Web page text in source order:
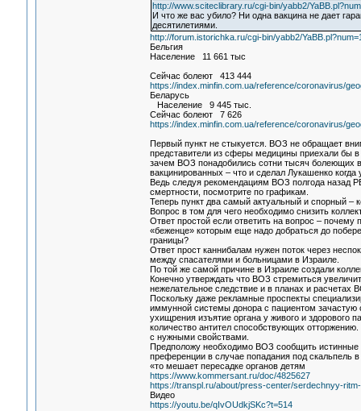
http://www.sciteclibrary.ru/cgi-bin/yabb2/
И что же вас убило? Ни одна вакцина не дает
десятилетиями.
http://forum.istorichka.ru/cgi-bin/yabb2/
Бельгия
Население 11 661 тыс
Сейчас болеют 413 444
https://index.minfin.com.ua/reference/coronavirus/
Беларусь
Население 9 445 тыс.
Сейчас болеют 7 626
https://index.minfin.com.ua/reference/coronavirus/
Первый пункт не стыкуется. ВОЗ не обращает
представители из сферы медицины приехали бы в
зачем ВОЗ понадобились сотни тысяч болеющих
вакцинированных – что и сделал Лукашенко
Ведь следуя рекомендациям ВОЗ полгода назад
смертности, посмотрите по графикам.
Теперь пункт два самый актуальный и спорный –
Вопрос в том для чего необходимо снизить
Ответ простой если ответить на вопрос –
«беженце» которым еще надо добраться до
границы?
Ответ прост каннибалам нужен поток через
между спасателями и больницами в Израиле.
По той же самой причине в Израиле создали
Конечно утверждать что ВОЗ стремиться
нежелательное следствие и в планах и
Поскольку даже рекламные проспекты
иммунной системы донора с пациентом зачастую
ухищрения изъятие органа у живого и
количество антител способствующих
с нужными свойствами.
Предположу необходимо ВОЗ сообщить истинные
преференции в случае попадания под скальпель
«то мешает пересадке органов детям
https://www.kommersant.ru/doc/4825627
https://transpl.ru/about/press-center/serdechnyy-
Видео
https://youtu.be/qIvOUdkjSKc?t=514